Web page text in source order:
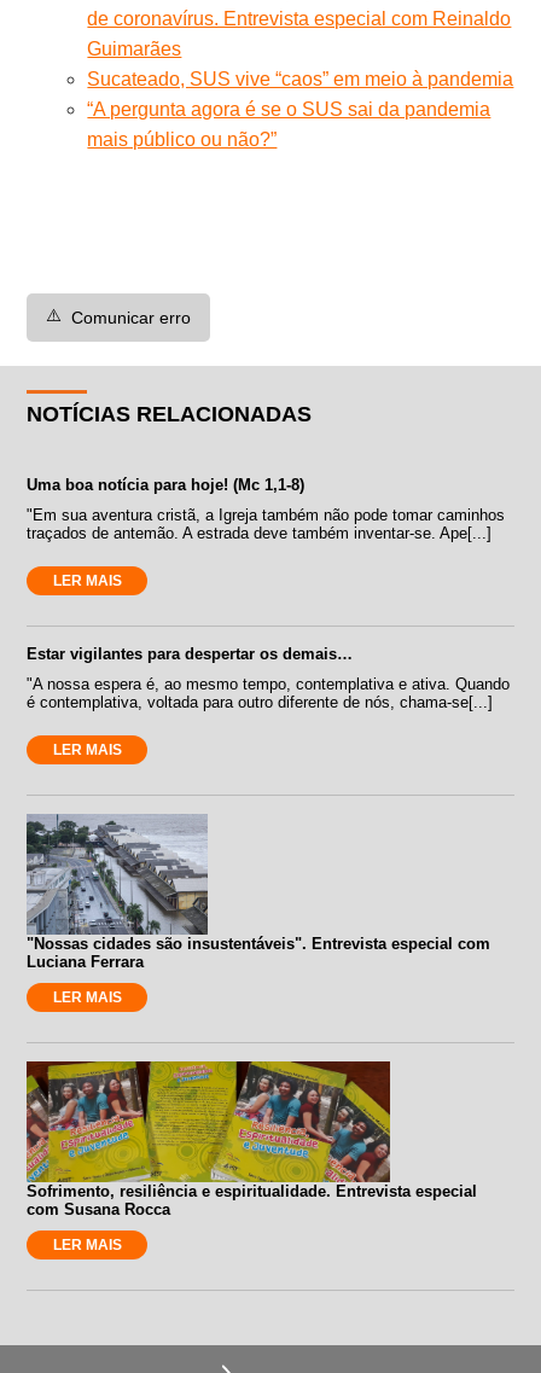
de coronavírus. Entrevista especial com Reinaldo
Guimarães
Sucateado, SUS vive “caos” em meio à pandemia
“A pergunta agora é se o SUS sai da pandemia
mais público ou não?”
⚠️ Comunicar erro
NOTÍCIAS RELACIONADAS
Uma boa notícia para hoje! (Mc 1,1-8)
"Em sua aventura cristã, a Igreja também não pode tomar caminhos
traçados de antemão. A estrada deve também inventar-se. Ape[...]
LER MAIS
Estar vigilantes para despertar os demais…
"A nossa espera é, ao mesmo tempo, contemplativa e ativa. Quando
é contemplativa, voltada para outro diferente de nós, chama-se[...]
LER MAIS
"Nossas cidades são insustentáveis". Entrevista especial com
Luciana Ferrara
LER MAIS
Sofrimento, resiliência e espiritualidade. Entrevista especial
com Susana Rocca
LER MAIS